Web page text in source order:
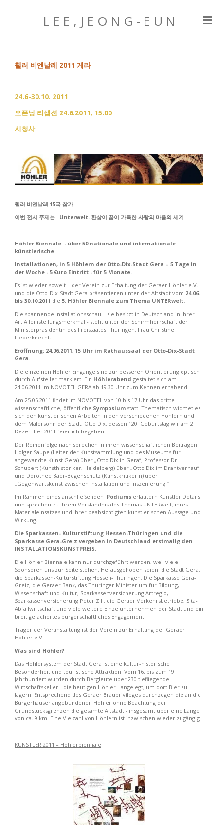
L E E , J E O N G - E U N
휄러 비엔날레 2011 게라
24.6-30.10. 2011
오픈닝 리셉션 24.6.2011, 15:00
시청사
휄러 비엔날레 15국 참가
이번 전시 주제는 Unterwelt. 환상이 꿈이 가득한 사람의 마음의 세계
Höhler Biennale - über 50 nationale und internationale
künstlerische
Installationen, in 5 Höhlern der Otto-Dix-Stadt Gera – 5 Tage in
der Woche - 5 €uro Eintritt - für 5 Monate.
Es ist wieder soweit – der Verein zur Erhaltung der Geraer Höhler e.V.
und die Otto-Dix-Stadt Gera präsentieren unter der Altstadt vom 24.06.
bis 30.10.2011 die 5. Höhler Biennale zum Thema UNTERwelt.
Die spannende Installationsschau – sie besitzt in Deutschland in ihrer
Art Alleinstellungsmerkmal - steht unter der Schirmherrschaft der
Ministerpräsidentin des Freistaates Thüringen, Frau Christine
Lieberknecht.
Eröffnung: 24.06.2011, 15 Uhr im Rathaussaal der Otto-Dix-Stadt
Gera
Die einzelnen Höhler Eingänge sind zur besseren Orientierung optisch
durch Aufsteller markiert. Ein Höhlerabend gestaltet sich am
24.06.2011 im NOVOTEL GERA ab 19.30 Uhr zum Kennenlernabend.
Am 25.06.2011 findet im NOVOTEL von 10 bis 17 Uhr das dritte
wissenschaftliche, öffentliche Symposium statt. Thematisch widmet es
sich den künstlerischen Arbeiten in den verschiedenen Höhlern und
dem Malersohn der Stadt, Otto Dix, dessen 120. Geburtstag wir am 2.
Dezember 2011 feierlich begehen.
Der Reihenfolge nach sprechen in ihren wissenschaftlichen Beiträgen:
Holger Saupe (Leiter der Kunstsammlung und des Museums für
angewandte Kunst Gera) über „Otto Dix in Gera“; Professor Dr.
Schubert (Kunsthistoriker, Heidelberg) über „Otto Dix im Drahtverhau“
und Dorothee Baer-Bogenschütz (Kunstkritikerin) über
„Gegenwartskunst zwischen Installation und Inszenierung.“
Im Rahmen eines anschließenden Podiums erläutern Künstler Details
und sprechen zu ihrem Verständnis des Themas UNTERwelt, ihres
Materialeinsatzes und ihrer beabsichtigten künstlerischen Aussage und
Wirkung.
Die Sparkassen- Kulturstiftung Hessen-Thüringen und die
Sparkasse Gera-Greiz vergeben in Deutschland erstmalig den
INSTALLATIONSKUNSTPREIS.
Die Höhler Biennale kann nur durchgeführt werden, weil viele
Sponsoren uns zur Seite stehen. Herausgehoben seien: die Stadt Gera,
die Sparkassen-Kulturstiftung Hessen-Thüringen, Die Sparkasse Gera-
Greiz, die Geraer Bank, das Thüringer Ministerium für Bildung,
Wissenschaft und Kultur, Sparkassenversicherung Artregio,
Sparkassenversicherung Peter Zill, die Geraer Verkehrsbetriebe, Sita-
Abfallwirtschaft und viele weitere Einzelunternehmen der Stadt und ein
breit gefächertes bürgerschaftliches Engagement.
Träger der Veranstaltung ist der Verein zur Erhaltung der Geraer
Höhler e.V.
Was sind Höhler?
Das Höhlersystem der Stadt Gera ist eine kultur-historische
Besonderheit und touristische Attraktion. Vom 16. bis zum 19.
Jahrhundert wurden durch Bergleute über 230 tiefliegende
Wirtschaftskeller - die heutigen Höhler - angelegt, um dort Bier zu
lagern. Entsprechend des Geraer Brauprivileges durchzogen die an die
Bürgerhäuser angebundenen Höhler ohne Beachtung der
Grundstücksgrenzen die gesamte Altstadt - insgesamt über eine Länge
von ca. 9 km. Eine Vielzahl von Höhlern ist inzwischen wieder zugängig.
KÜNSTLER 2011 – Höhlerbiennale